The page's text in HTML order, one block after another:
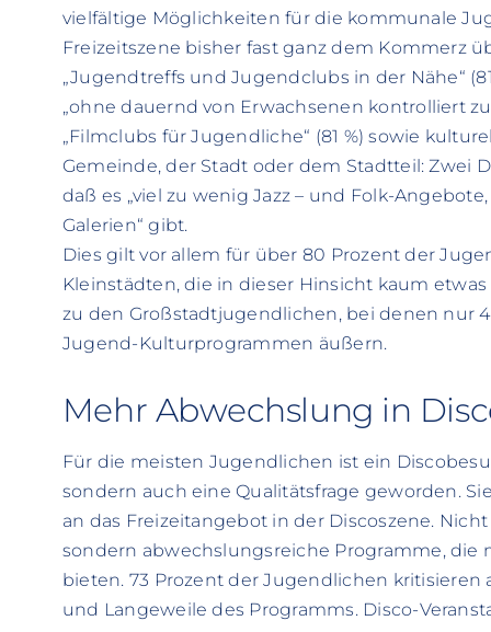
vielfältige Möglichkeiten für die kommunale
Freizeitszene bisher fast ganz dem Kommerz
„Jugendtreffs und Jugendclubs in der Nähe“
„ohne dauernd von Erwachsenen kontrolliert
„Filmclubs für Jugendliche“ (81 %) sowie
Gemeinde, der Stadt oder dem Stadtteil: Zwei
daß es „viel zu wenig Jazz – und Folk-
Galerien“ gibt.
Dies gilt vor allem für über 80 Prozent der
Kleinstädten, die in dieser Hinsicht kaum
zu den Großstadtjugendlichen, bei denen nur
Jugend-Kulturprogrammen äußern.
Mehr Abwechslung in
Für die meisten Jugendlichen ist ein
sondern auch eine Qualitätsfrage geworden.
an das Freizeitangebot in der Discoszene.
sondern abwechslungsreiche Programme, die
bieten. 73 Prozent der Jugendlichen kritisieren
und Langeweile des Programms. Disco-